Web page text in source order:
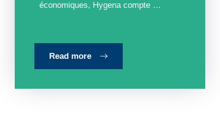
économiques, Hygena compte …
Read more